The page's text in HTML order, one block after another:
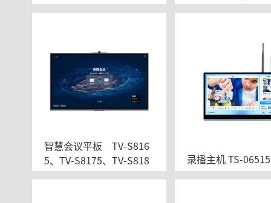
智慧会议平板    TV-S816
5、TV-S8175、TV-S818
6、TV-S8198、TV-S816
录播主机 TS-06515